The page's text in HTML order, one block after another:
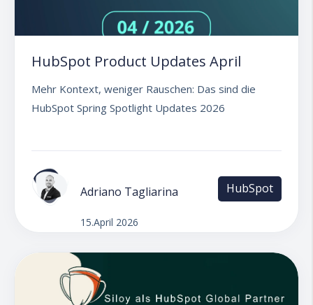
HubSpot Product Updates April
Mehr Kontext, weniger Rauschen: Das sind die
HubSpot Spring Spotlight Updates 2026
Adriano Tagliarina
15.April 2026
HubSpot